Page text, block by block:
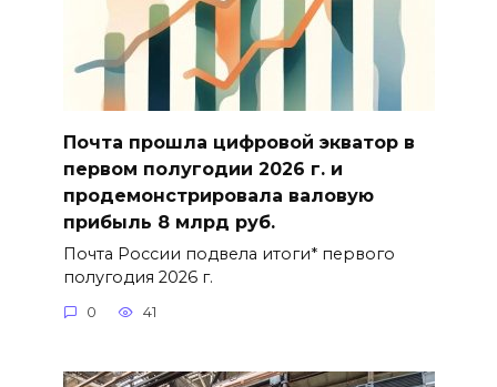
Почта прошла цифровой экватор в
первом полугодии 2026 г. и
продемонстрировала валовую
прибыль 8 млрд руб.
Почта России подвела итоги* первого
полугодия 2026 г.
0 41